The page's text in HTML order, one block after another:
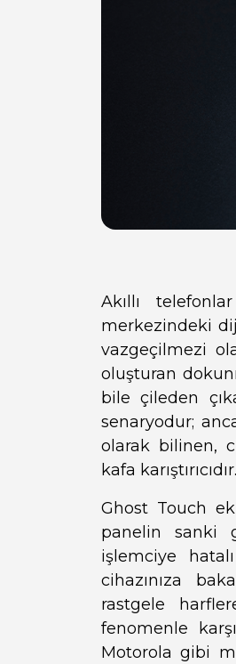
Akıllı
merkezindeki
vazgeçilmezi
oluşturan
bile çileden
senaryodur;
olarak bilinen,
kafa karıştırıcıdır.
Ghost Touch
panelin sanki
işlemciye
cihazınıza
rastgele
fenomenle
Motorola gibi